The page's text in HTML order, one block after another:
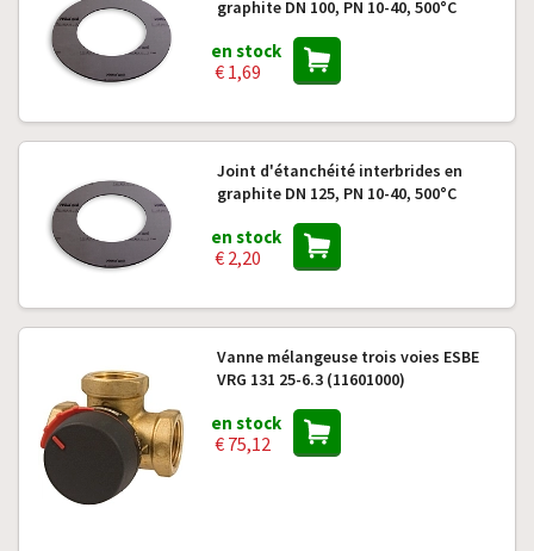
graphite DN 100, PN 10-40, 500°C
en stock
€ 1,69
Joint d'étanchéité interbrides en
graphite DN 125, PN 10-40, 500°C
en stock
€ 2,20
Vanne mélangeuse trois voies ESBE
VRG 131 25-6.3 (11601000)
en stock
€ 75,12